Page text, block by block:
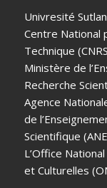
Univresité
Centre National
Technique
Ministère de
Recherche
Agence
de
Scientifique
L’Office
et Culturelles